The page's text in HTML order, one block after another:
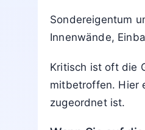
Sondereigentum
Innenwände,
Kritisch ist oft die
mitbetroffen. Hier
zugeordnet ist.